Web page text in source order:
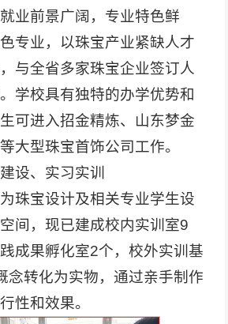
就业前景广阔，专业特色鲜
专业，以珠宝产业紧缺人才
与全省多家珠宝企业签订人
学校具有独特的办学优势和
可进入招金精炼、山东梦金
大型珠宝首饰公司工作。
设、实习实训
珠宝设计及相关专业学生设
间，现已建成校内实训室9
成果孵化室2个，校外实训基
念转化为实物，通过亲手制作
性和效果。